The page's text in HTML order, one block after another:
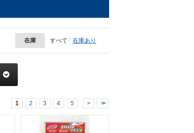
在庫 すべて 在庫あり
1 2 3 4 5 > >>